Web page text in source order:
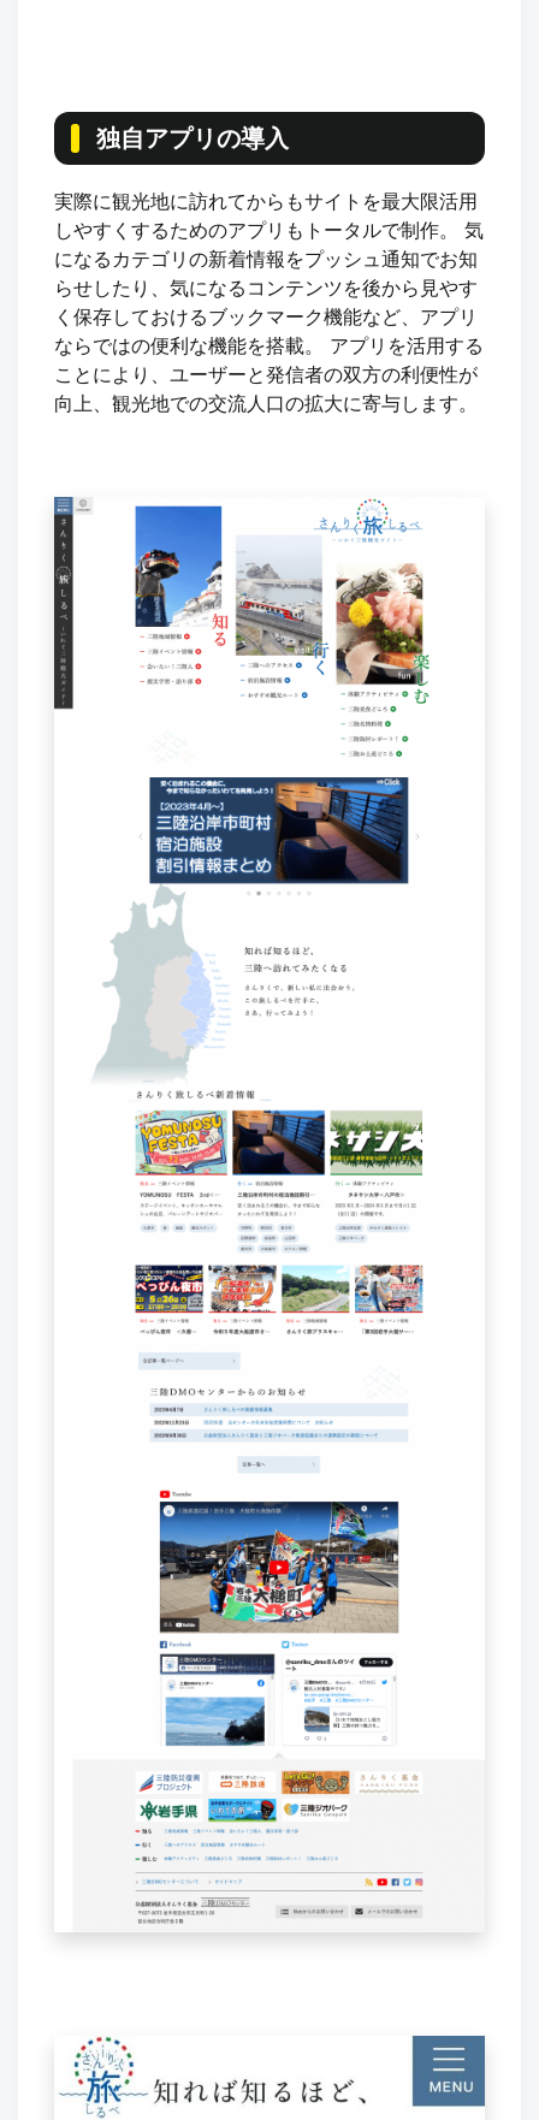
独自アプリの導入
実際に観光地に訪れてからもサイトを最大限活用
しやすくするためのアプリもトータルで制作。 気
になるカテゴリの新着情報をプッシュ通知でお知
らせしたり、気になるコンテンツを後から見やす
く保存しておけるブックマーク機能など、アプリ
ならではの便利な機能を搭載。 アプリを活用する
ことにより、ユーザーと発信者の双方の利便性が
向上、観光地での交流人口の拡大に寄与します。